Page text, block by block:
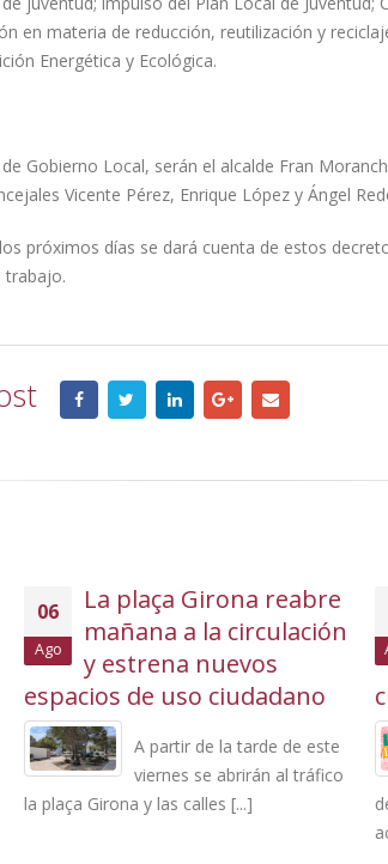
en materia de reducción, reutilización y
Energética y Ecológica.
Gobierno Local, serán el alcalde Fran
Vicente Pérez, Enrique López y Ángel
próximos días se dará cuenta de estos
trabajo.
este
06
La Festa de les Pobles
vuelve con tres días
música, tradición y
cultura
Del 14 al 16 de agosto, el
núcleo celebrará su fiesta
de verano con fuegos artificiales, baile,